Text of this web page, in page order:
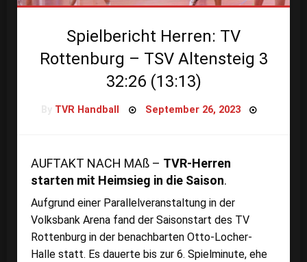
Spielbericht Herren: TV
Rottenburg – TSV Altensteig 3
32:26 (13:13)
TVR Handball
Posted
September 26, 2023
AUFTAKT NACH MAß – TVR-Herren
starten mit Heimsieg in die Saison.
Aufgrund einer Parallelveranstaltung in der
Volksbank Arena fand der Saisonstart des TV
Rottenburg in der benachbarten Otto-Locher-
Halle statt. Es dauerte bis zur 6. Spielminute, ehe